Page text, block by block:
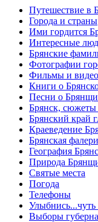
Путешествие в
Города и страны
Ими гордится
Интересные
Брянские
Фотографии
Фильмы и
Книги о
Песни о
Брянск, сюжеты
Брянский край
Краеведение
Брянская
География
Природа
Святые места
Погода
Телефоны
Улыбнись...чуть
Выборы